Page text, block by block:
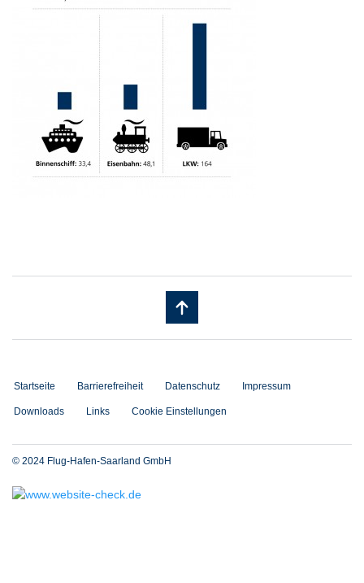
Startseite Barrierefreiheit Datenschutz Impressum
Downloads Links Cookie Einstellungen
© 2024 Flug-Hafen-Saarland GmbH